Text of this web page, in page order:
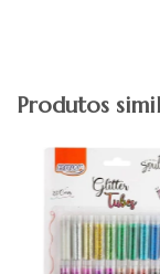
Produtos